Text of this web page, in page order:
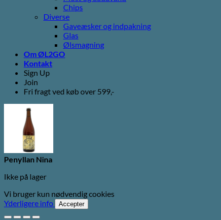
Chips
Diverse
Gaveæsker og indpakning
Glas
Ølsmagning
Om ØL2GO
Kontakt
Sign Up
Join
Fri fragt ved køb over 599,-
Penyllan Nina
Ikke på lager
Vi bruger kun nødvendig cookies
Yderligere info
Accepter